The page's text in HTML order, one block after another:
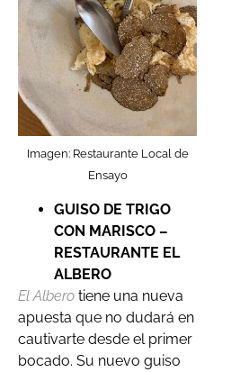
Imagen: Restaurante Local de
Ensayo
GUISO DE TRIGO
CON MARISCO –
RESTAURANTE EL
ALBERO
El Albero tiene una nueva
apuesta que no dudará en
cautivarte desde el primer
bocado. Su nuevo guiso